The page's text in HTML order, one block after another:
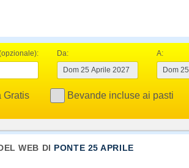
Da: A:
Gratis Bevande incluse ai pasti
WEB DI PONTE 25 APRILE